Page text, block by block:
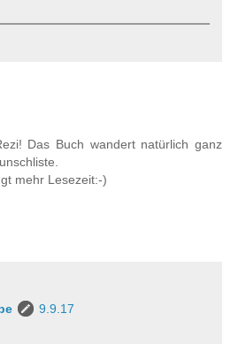
Das Buch wandert natürlich ganz
mehr Lesezeit:-)
9.9.17